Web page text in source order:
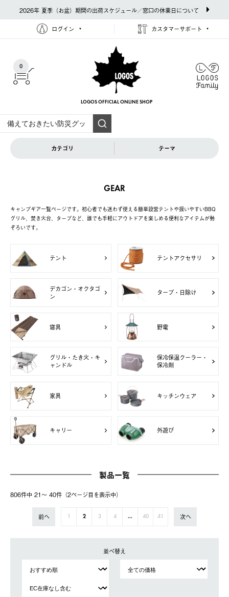
2026年 夏季（お盆）期間の出荷スケジュール／窓口の休業日について
ログイン カスタマーサポート
0
LOGOS OFFICIAL ONLINE SHOP
カテゴリ テーマ
GEAR
キャンプギア一覧ページです。初心者でも迷わず使える簡単設営テントや扱いやすいBBQ
グリル、焚き火台、タープなど、誰でも手軽にアウトドアを楽しめる便利なアイテムが勢
ぞろいです。
テント テントアクセサリ
デカゴン・オクタゴ
ン
タープ・日除け
寝具 野電
グリル・たき火・キ
ャンドル
保冷保温クーラー・
保冷剤
家具 キッチンウェア
キャリー 外遊び
製品一覧
806件中 21〜 40件（2ページ⽬を表⽰中）
前へ 2 3 4 ... 40 41 次へ
並べ替え